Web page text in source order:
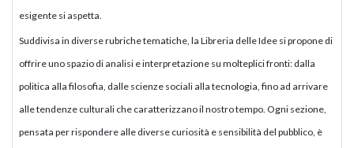
esigente si aspetta.
Suddivisa in diverse rubriche tematiche, la Libreria delle Idee si propone di
offrire uno spazio di analisi e interpretazione su molteplici fronti: dalla
politica alla filosofia, dalle scienze sociali alla tecnologia, fino ad arrivare
alle tendenze culturali che caratterizzano il nostro tempo. Ogni sezione,
pensata per rispondere alle diverse curiosità e sensibilità del pubblico, è